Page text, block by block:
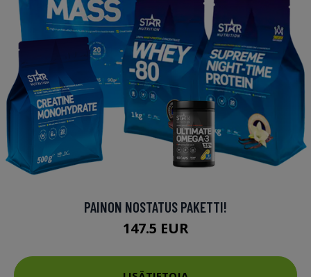
PAINON NOSTATUS PAKETTI!
147.5 EUR